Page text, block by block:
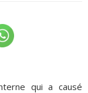
qui a causé